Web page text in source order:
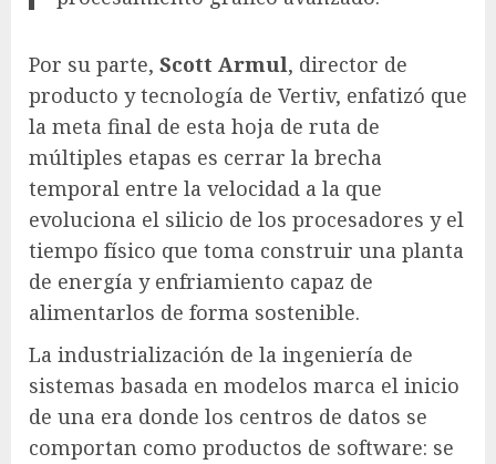
Por su parte, Scott Armul, director de
producto y tecnología de Vertiv, enfatizó que
la meta final de esta hoja de ruta de
múltiples etapas es cerrar la brecha
temporal entre la velocidad a la que
evoluciona el silicio de los procesadores y el
tiempo físico que toma construir una planta
de energía y enfriamiento capaz de
alimentarlos de forma sostenible.
La industrialización de la ingeniería de
sistemas basada en modelos marca el inicio
de una era donde los centros de datos se
comportan como productos de software: se